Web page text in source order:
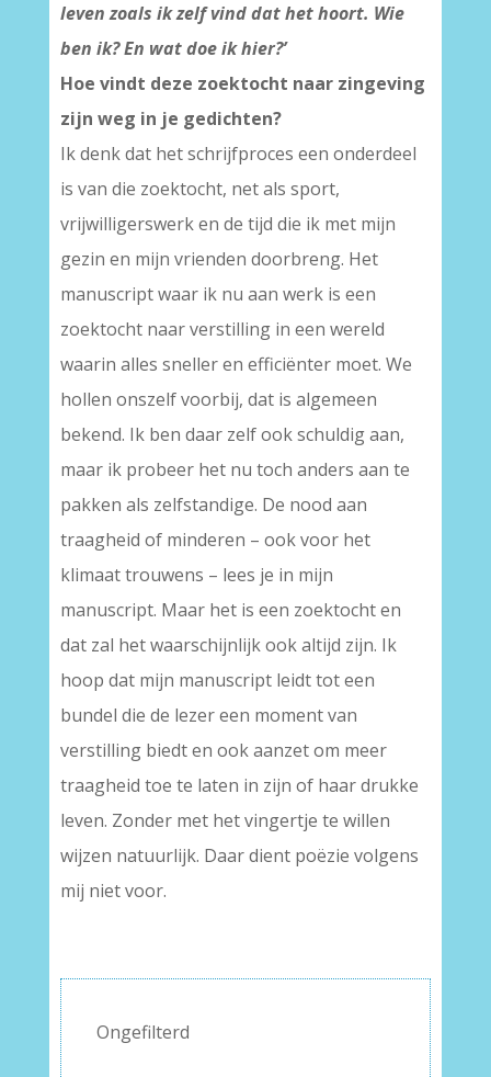
leven zoals ik zelf vind dat het hoort. Wie
ben ik? En wat doe ik hier?’
Hoe vindt deze zoektocht naar zingeving
zijn weg in je gedichten?
Ik denk dat het schrijfproces een onderdeel
is van die zoektocht, net als sport,
vrijwilligerswerk en de tijd die ik met mijn
gezin en mijn vrienden doorbreng. Het
manuscript waar ik nu aan werk is een
zoektocht naar verstilling in een wereld
waarin alles sneller en efficiënter moet. We
hollen onszelf voorbij, dat is algemeen
bekend. Ik ben daar zelf ook schuldig aan,
maar ik probeer het nu toch anders aan te
pakken als zelfstandige. De nood aan
traagheid of minderen – ook voor het
klimaat trouwens – lees je in mijn
manuscript. Maar het is een zoektocht en
dat zal het waarschijnlijk ook altijd zijn. Ik
hoop dat mijn manuscript leidt tot een
bundel die de lezer een moment van
verstilling biedt en ook aanzet om meer
traagheid toe te laten in zijn of haar drukke
leven. Zonder met het vingertje te willen
wijzen natuurlijk. Daar dient poëzie volgens
mij niet voor.
Ongefilterd